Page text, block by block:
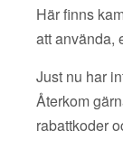
Här finns
att använda,
Just nu har
Återkom
rabattkoder